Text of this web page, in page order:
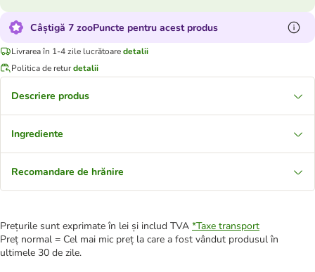
Câștigă 7 zooPuncte pentru acest produs
Livrarea în 1-4 zile lucrătoaredetalii
Politica de returdetalii
Descriere produs
Ingrediente
Recomandare de hrănire
Prețurile sunt exprimate în lei și includ TVA *Taxe transport
Preț normal = Cel mai mic preț la care a fost vândut produsul în
ultimele 30 de zile.